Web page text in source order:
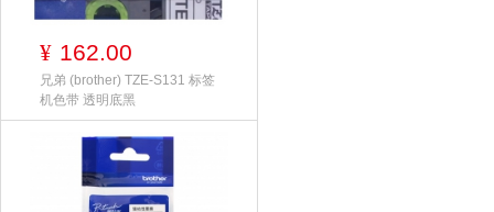
¥ 162.00
兄弟 (brother) TZE-S131 标签
机色带 透明底黑